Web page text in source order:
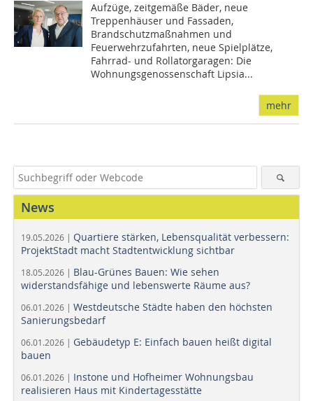
Aufzüge, zeitgemäße Bäder, neue
Treppenhäuser und Fassaden,
Brandschutzmaßnahmen und
Feuerwehrzufahrten, neue Spielplätze,
Fahrrad- und Rollatorgaragen: Die
Wohnungsgenossenschaft Lipsia...
mehr
News
19.05.2026 | Quartiere stärken, Lebensqualität verbessern:
ProjektStadt macht Stadtentwicklung sichtbar
18.05.2026 | Blau-Grünes Bauen: Wie sehen
widerstandsfähige und lebenswerte Räume aus?
06.01.2026 | Westdeutsche Städte haben den höchsten
Sanierungsbedarf
06.01.2026 | Gebäudetyp E: Einfach bauen heißt digital
bauen
06.01.2026 | Instone und Hofheimer Wohnungsbau
realisieren Haus mit Kindertagesstätte